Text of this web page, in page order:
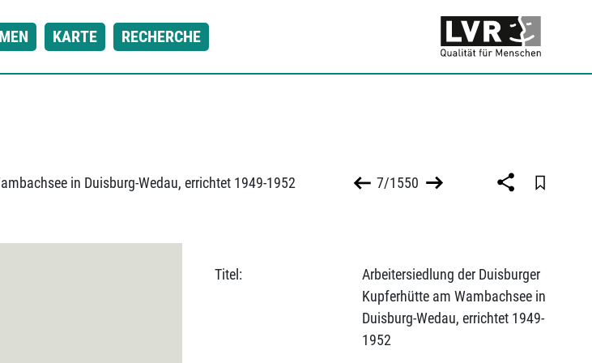
KARTE RECHERCHE
in Duisburg-Wedau, errichtet 1949-1952 7/1550
Titel:
Arbeitersiedlung der Duisburger
Kupferhütte am Wambachsee in
Duisburg-Wedau, errichtet 1949-
1952